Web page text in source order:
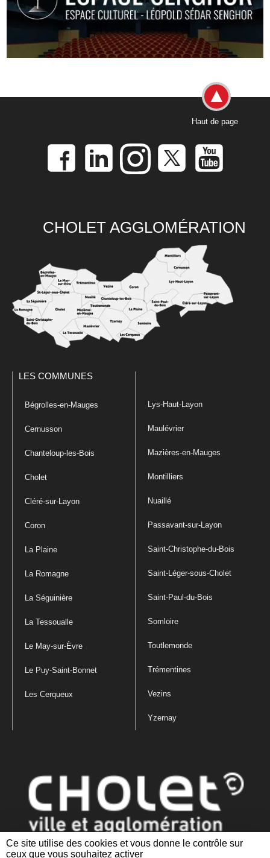
Ce site utilise des cookies et vous donne le contrôle sur
ceux que vous souhaitez activer
Haut de page
CHOLET AGGLOMÉRATION
LES COMMUNES
Bégrolles-en-Mauges
Cernusson
Chanteloup-les-Bois
Cholet
Cléré-sur-Layon
Coron
La Plaine
La Romagne
La Séguinière
La Tessoualle
Le May-sur-Èvre
Le Puy-Saint-Bonnet
Les Cerqueux
Lys-Haut-Layon
Maulévrier
Mazières-en-Mauges
Montilliers
Nuaillé
Passavant-sur-Layon
Saint-Christophe-du-Bois
Saint-Léger-sous-Cholet
Saint-Paul-du-Bois
Somloire
Toutlemonde
Trémentines
Vezins
Yzernay